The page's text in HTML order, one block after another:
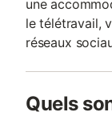
une
le télétravail,
réseaux
Quels